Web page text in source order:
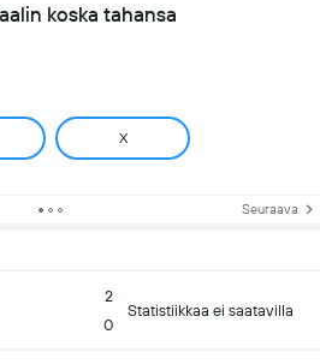
koska tahansa
X
Seuraava
2
0
Statistiikkaa ei saatavilla